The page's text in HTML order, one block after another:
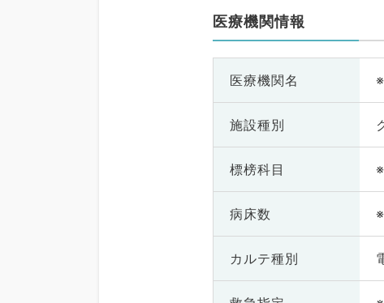
医療機関情報
医療機関名
施設種別
標榜科目
病床数
カルテ種別